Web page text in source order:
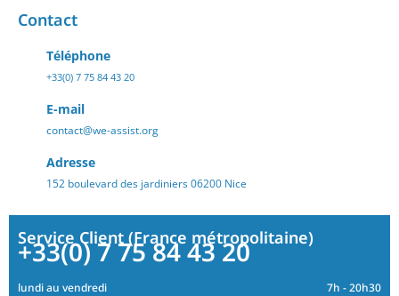
Contact
Téléphone
+33(0) 7 75 84 43 20
E-mail
contact@we-assist.org
Adresse
152 boulevard des jardiniers 06200 Nice
Service Client (France métropolitaine)
+33(0) 7 75 84 43 20
lundi au vendredi
7h - 20h30